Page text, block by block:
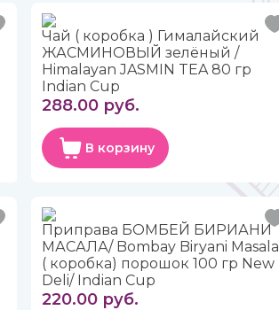
Чай ( коробка ) Гималайский
ЖАСМИНОВЫЙ зелёный /
Himalayan JASMIN TEA 80 гр
Indian Cup
288.00 руб.
В корзину
Приправа БОМБЕЙ БИРИАНИ
МАСАЛА/ Bombay Biryani Masala
( коробка) порошок 100 гр New
Deli/ Indian Cup
220.00 руб.